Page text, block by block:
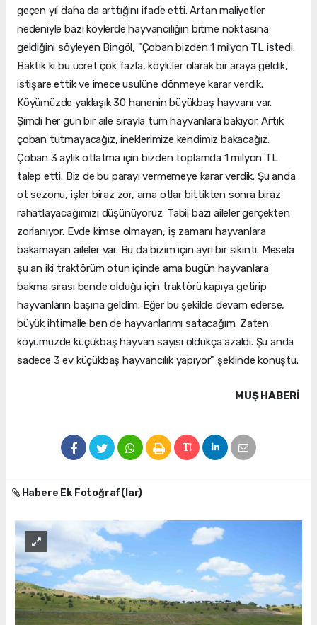
geçen yıl daha da arttığını ifade etti. Artan maliyetler
nedeniyle bazı köylerde hayvancılığın bitme noktasına
geldiğini söyleyen Bingöl, "Çoban bizden 1 milyon TL istedi.
Baktık ki bu ücret çok fazla, köylüler olarak bir araya geldik,
istişare ettik ve imece usulüne dönmeye karar verdik.
Köyümüzde yaklaşık 30 hanenin büyükbaş hayvanı var.
Şimdi her gün bir aile sırayla tüm hayvanlara bakıyor. Artık
çoban tutmayacağız, ineklerimize kendimiz bakacağız.
Çoban 3 aylık otlatma için bizden toplamda 1 milyon TL
talep etti. Biz de bu parayı vermemeye karar verdik. Şu anda
ot sezonu, işler biraz zor, ama otlar bittikten sonra biraz
rahatlayacağımızı düşünüyoruz. Tabii bazı aileler gerçekten
zorlanıyor. Evde kimse olmayan, iş zamanı hayvanlara
bakamayan aileler var. Bu da bizim için ayrı bir sıkıntı. Mesela
şu an iki traktörüm otun içinde ama bugün hayvanlara
bakma sırası bende olduğu için traktörü kapıya getirip
hayvanların başına geldim. Eğer bu şekilde devam ederse,
büyük ihtimalle ben de hayvanlarımı satacağım. Zaten
köyümüzde küçükbaş hayvan sayısı oldukça azaldı. Şu anda
sadece 3 ev küçükbaş hayvancılık yapıyor" şeklinde konuştu.
MUŞ HABERİ
Habere Ek Fotoğraf(lar)